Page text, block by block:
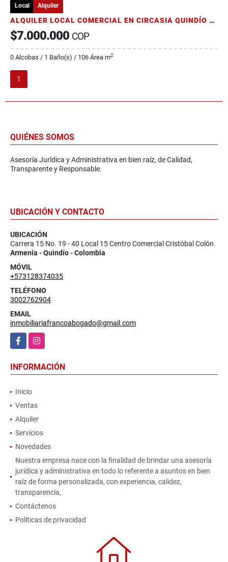
Local Alquiler
ALQUILER LOCAL COMERCIAL EN CIRCASIA QUINDÍO SECTOR PARQUE PRINCIPAL
$7.000.000 COP
0 Alcobas / 1 Baño(s) / 106 Área m2
1
QUIÉNES SOMOS
Asesoría Jurídica y Administrativa en bien raíz, de Calidad,
Transparente y Responsable.
UBICACIÓN Y CONTACTO
UBICACIÓN
Carrera 15 No. 19 - 40 Local 15 Centro Comercial Cristóbal Colón
Armenia - Quindío - Colombia
MÓVIL
+573128374035
TELÉFONO
3002762904
EMAIL
inmobiliariafrancoabogado@gmail.com
FacebookInstagram
INFORMACIÓN
Inicio
Ventas
Alquiler
Servicios
Novedades
Nuestra empresa nace con la finalidad de brindar una asesoría
jurídica y administrativa en todo lo referente a asuntos en bien
raíz de forma personalizada, con experiencia, calidez,
transparencia,
Contáctenos
Políticas de privacidad